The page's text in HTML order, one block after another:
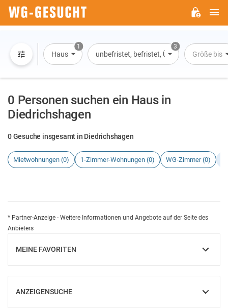
1
Haus
3
unbefristet, befristet, ÜbernachtungGröße bis
0 Personen suchen ein Haus in
Diedrichshagen
0 Gesuche insgesamt in Diedrichshagen
Mietwohnungen (0) 1-Zimmer-Wohnungen (0) WG-Zimmer (0)
* Partner-Anzeige - Weitere Informationen und Angebote auf der Seite des
Anbieters
MEINE FAVORITEN
EINBLENDEN
ANZEIGENSUCHE
EINBLENDEN